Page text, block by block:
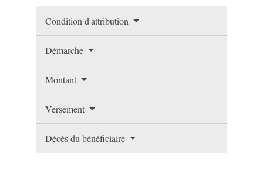
Condition d'attribution
Démarche
Montant
Versement
Décès du bénéficiaire